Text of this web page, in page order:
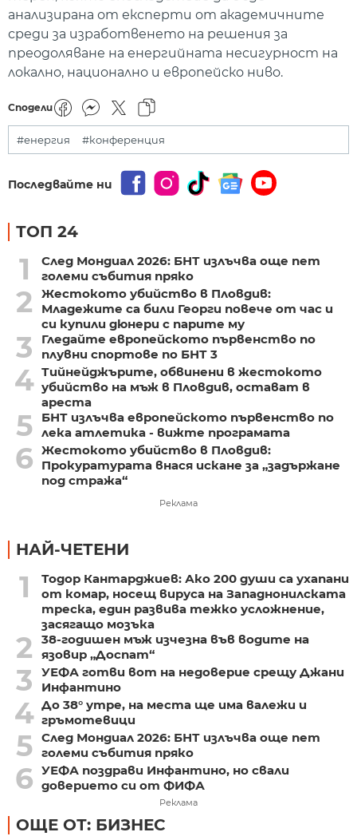
анализирана от експерти от академичните
среди за изработвенето на решения за
преодоляване на енергийната несигурност на
локално, национално и европейско ниво.
Сподели
#енергия #конференция
Последвайте ни
ТОП 24
1
След Мондиал 2026: БНТ излъчва още пет
големи събития пряко
2
Жестокото убийство в Пловдив:
Младежите са били Георги повече от час и
си купили дюнери с парите му
3
Гледайте европейското първенство по
плувни спортове по БНТ 3
4 Тийнейджърите, обвинени в жестокото
убийство на мъж в Пловдив, остават в
ареста
5
БНТ излъчва европейското първенство по
лека атлетика - вижте програмата
6 Жестокото убийство в Пловдив:
Прокуратурата внася искане за „задържане
под стража“
Реклама
НАЙ-ЧЕТЕНИ
1
Тодор Кантарджиев: Ако 200 души са ухапани
от комар, носещ вируса на Западнонилската
треска, един развива тежко усложнение,
засягащо мозъка
2
38-годишен мъж изчезна във водите на
язовир „Доспат“
3
УЕФА готви вот на недоверие срещу Джани
Инфантино
4 До 38° утре, на места ще има валежи и
гръмотевици
5 След Мондиал 2026: БНТ излъчва още пет
големи събития пряко
6 УЕФА поздрави Инфантино, но свали
доверието си от ФИФА
Реклама
ОЩЕ ОТ: БИЗНЕС